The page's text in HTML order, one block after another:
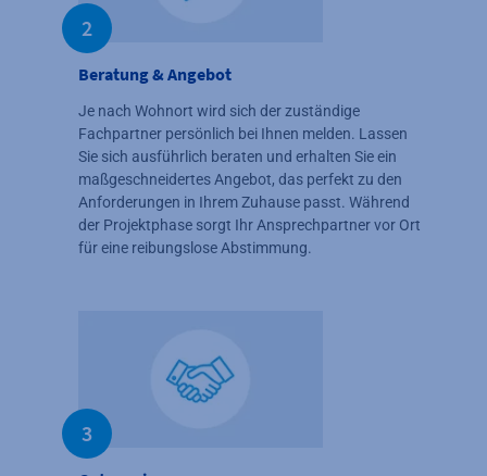
2
Beratung & Angebot
Je nach Wohnort wird sich der zuständige
Fachpartner persönlich bei Ihnen melden. Lassen
Sie sich ausführlich beraten und erhalten Sie ein
maßgeschneidertes Angebot, das perfekt zu den
Anforderungen in Ihrem Zuhause passt. Während
der Projektphase sorgt Ihr Ansprechpartner vor Ort
für eine reibungslose Abstimmung.
3